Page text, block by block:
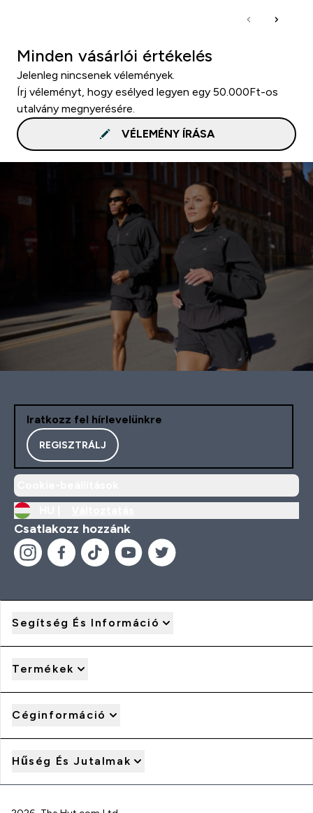
Minden vásárlói értékelés
Jelenleg nincsenek vélemények.
Írj véleményt, hogy esélyed legyen egy 50.000Ft-os
utalvány megnyerésére.
VÉLEMÉNY ÍRÁSA
Iratkozz fel hírlevelünkre
REGISZTRÁLJ
Csatlakozz hozzánk
Segítség És Információ
Termékek
Céginformáció
Hűség És Jutalmak